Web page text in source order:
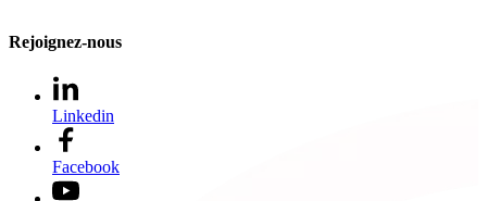
Rejoignez-nous
Linkedin
Facebook